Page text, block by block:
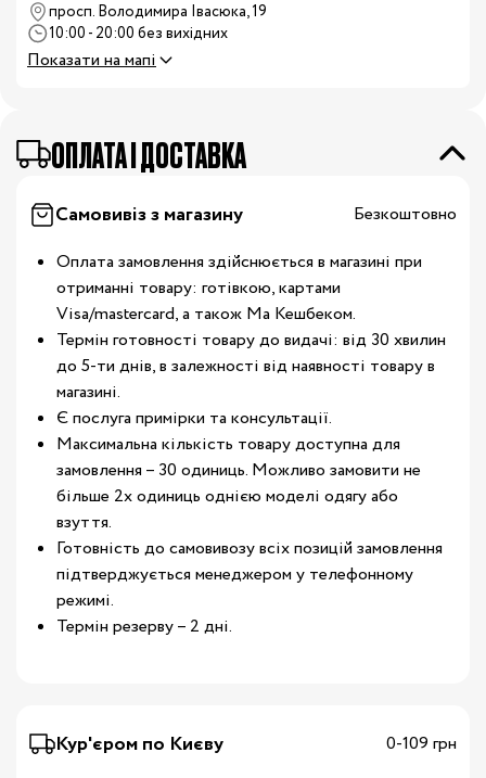
просп. Володимира Івасюка, 19
10:00 - 20:00 без вихідних
Показати на мапі
OПЛАТА І ДОСТАВКА
Самовивіз з магазину
Безкоштовно
Оплата замовлення здійснюється в магазині при
отриманні товару: готівкою, картами
Visa/mastercard, а також Ма Кешбеком.
Термін готовності товару до видачі: від 30 хвилин
до 5-ти днів, в залежності від наявності товару в
магазині.
Є послуга примірки та консультації.
Максимальна кількість товару доступна для
замовлення – 30 одиниць. Можливо замовити не
більше 2х одиниць однією моделі одягу або
взуття.
Готовність до самовивозу всіх позицій замовлення
підтверджується менеджером у телефонному
режимі.
Термін резерву – 2 дні.
Кур'єром по Києву
0-109 грн